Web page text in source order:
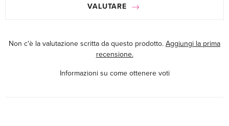
VALUTARE
Non c'è la valutazione scritta da questo prodotto. Aggiungi la prima
recensione.
Informazioni su come ottenere voti